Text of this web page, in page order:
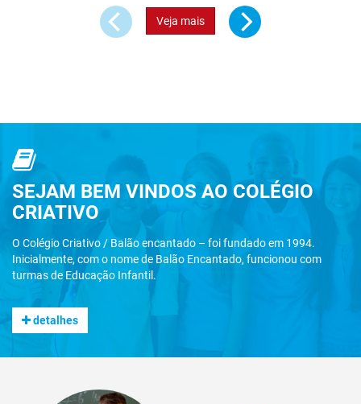
Veja mais
SEJAM BEM VINDOS AO COLÉGIO
CRIATIVO
O Colégio Criativo / Balão encantado – foi fundado em 1994.
Inicialmente, com o nome de Balão Encantado, funcionou com
turmas de Educação Infantil.
detalhes